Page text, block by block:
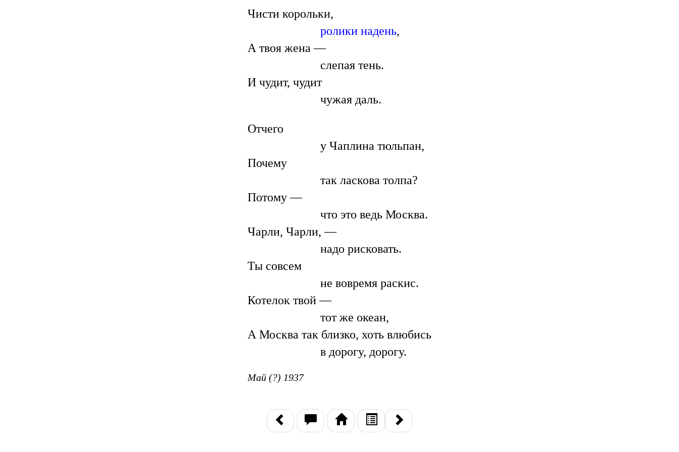
Чисти корольки,
ролики надень,
А твоя жена —
слепая тень.
И чудит, чудит
чужая даль.
Отчего
у Чаплина тюльпан,
Почему
так ласкова толпа?
Потому —
что это ведь Москва.
Чарли, Чарли, —
надо рисковать.
Ты совсем
не вовремя раскис.
Котелок твой —
тот же океан,
А Москва так близко, хоть влюбись
в дорогу, дорогу.
Май (?) 1937